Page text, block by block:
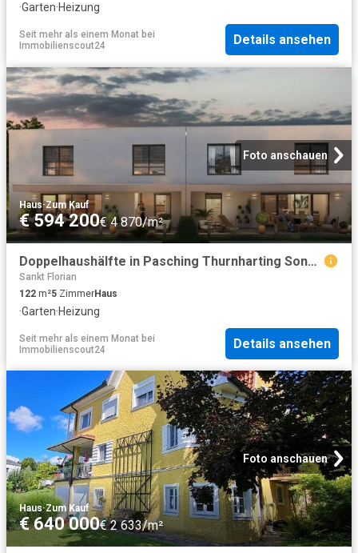
·Garten·Heizung
Seit mehr als einem Monat bei
Immobilienscout24
Details ansehen
Foto anschauen
Haus·Zum Kauf
€ 594 200€ 4 870/m²
Doppelhaushälfte in Pasching Thurnharting Sonne, Ruhe, Ausblick | DH4
Sankt Florian
122 m²5 ZimmerHaus
·Garten·Heizung
Seit mehr als einem Monat bei
Immobilienscout24
Details ansehen
Foto anschauen
Haus·Zum Kauf
€ 640 000€ 2 633/m²